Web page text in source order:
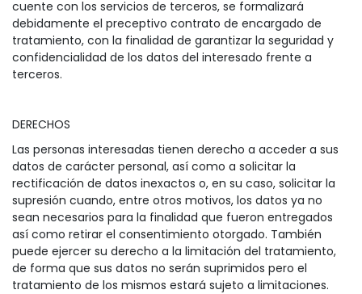
cuente con los servicios de terceros, se formalizará
debidamente el preceptivo contrato de encargado de
tratamiento, con la finalidad de garantizar la seguridad y
confidencialidad de los datos del interesado frente a
terceros.
DERECHOS
Las personas interesadas tienen derecho a acceder a sus
datos de carácter personal, así como a solicitar la
rectificación de datos inexactos o, en su caso, solicitar la
supresión cuando, entre otros motivos, los datos ya no
sean necesarios para la finalidad que fueron entregados
así como retirar el consentimiento otorgado. También
puede ejercer su derecho a la limitación del tratamiento,
de forma que sus datos no serán suprimidos pero el
tratamiento de los mismos estará sujeto a limitaciones.